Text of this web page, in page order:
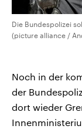
Die Bundespolizei
(picture alliance /
Noch in der
der
dort wieder